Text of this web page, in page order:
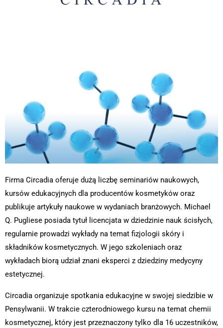
Firma Circadia oferuje dużą liczbę seminariów naukowych,
kursów edukacyjnych dla producentów kosmetyków oraz
publikuje artykuły naukowe w wydaniach branżowych. Michael
Q. Pugliese posiada tytuł licencjata w dziedzinie nauk ścisłych,
regularnie prowadzi wykłady na temat fizjologii skóry i
składników kosmetycznych. W jego szkoleniach oraz
wykładach biorą udział znani eksperci z dziedziny medycyny
estetycznej.
Circadia organizuje spotkania edukacyjne w swojej siedzibie w
Pensylwanii. W trakcie czterodniowego kursu na temat chemii
kosmetycznej, który jest przeznaczony tylko dla 16 uczestników,